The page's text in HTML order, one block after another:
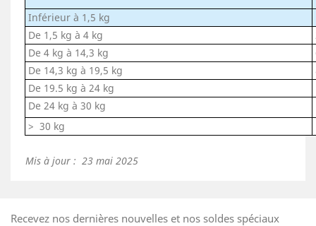
Inférieur à 1,5 kg
De 1,5 kg à 4 kg
De 4 kg à 14,3 kg
De 14,3 kg à 19,5 kg
De 19.5 kg à 24 kg
De 24 kg à 30 kg
> 30 kg
Mis à jour : 23 mai 2025
Recevez nos dernières nouvelles et nos soldes spéciaux